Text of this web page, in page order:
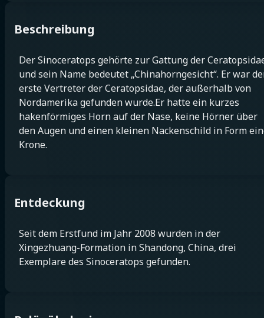
Beschreibung
Der Sinoceratops gehörte zur Gattung der
und sein Name bedeutet „Chinahorngesicht“. Er war
erste Vertreter der Ceratopsidae, der außerhalb von
Nordamerika gefunden wurde.Er hatte ein kurzes
hakenförmiges Horn auf der Nase, keine Hörner über
den Augen und einen kleinen Nackenschild in Form
Krone.
Entdeckung
Seit dem Erstfund im Jahr 2008 wurden in der
Xingezhuang-Formation in Shandong, China, drei
Exemplare des Sinoceratops gefunden.